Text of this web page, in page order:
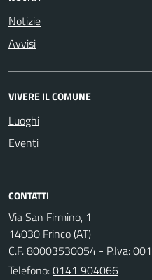
Notizie
Avvisi
VIVERE IL COMUNE
Luoghi
Eventi
CONTATTI
Via San Firmino, 1
14030 Frinco (AT)
C.F. 80003530054 - P.Iva:
Telefono:0141 904066